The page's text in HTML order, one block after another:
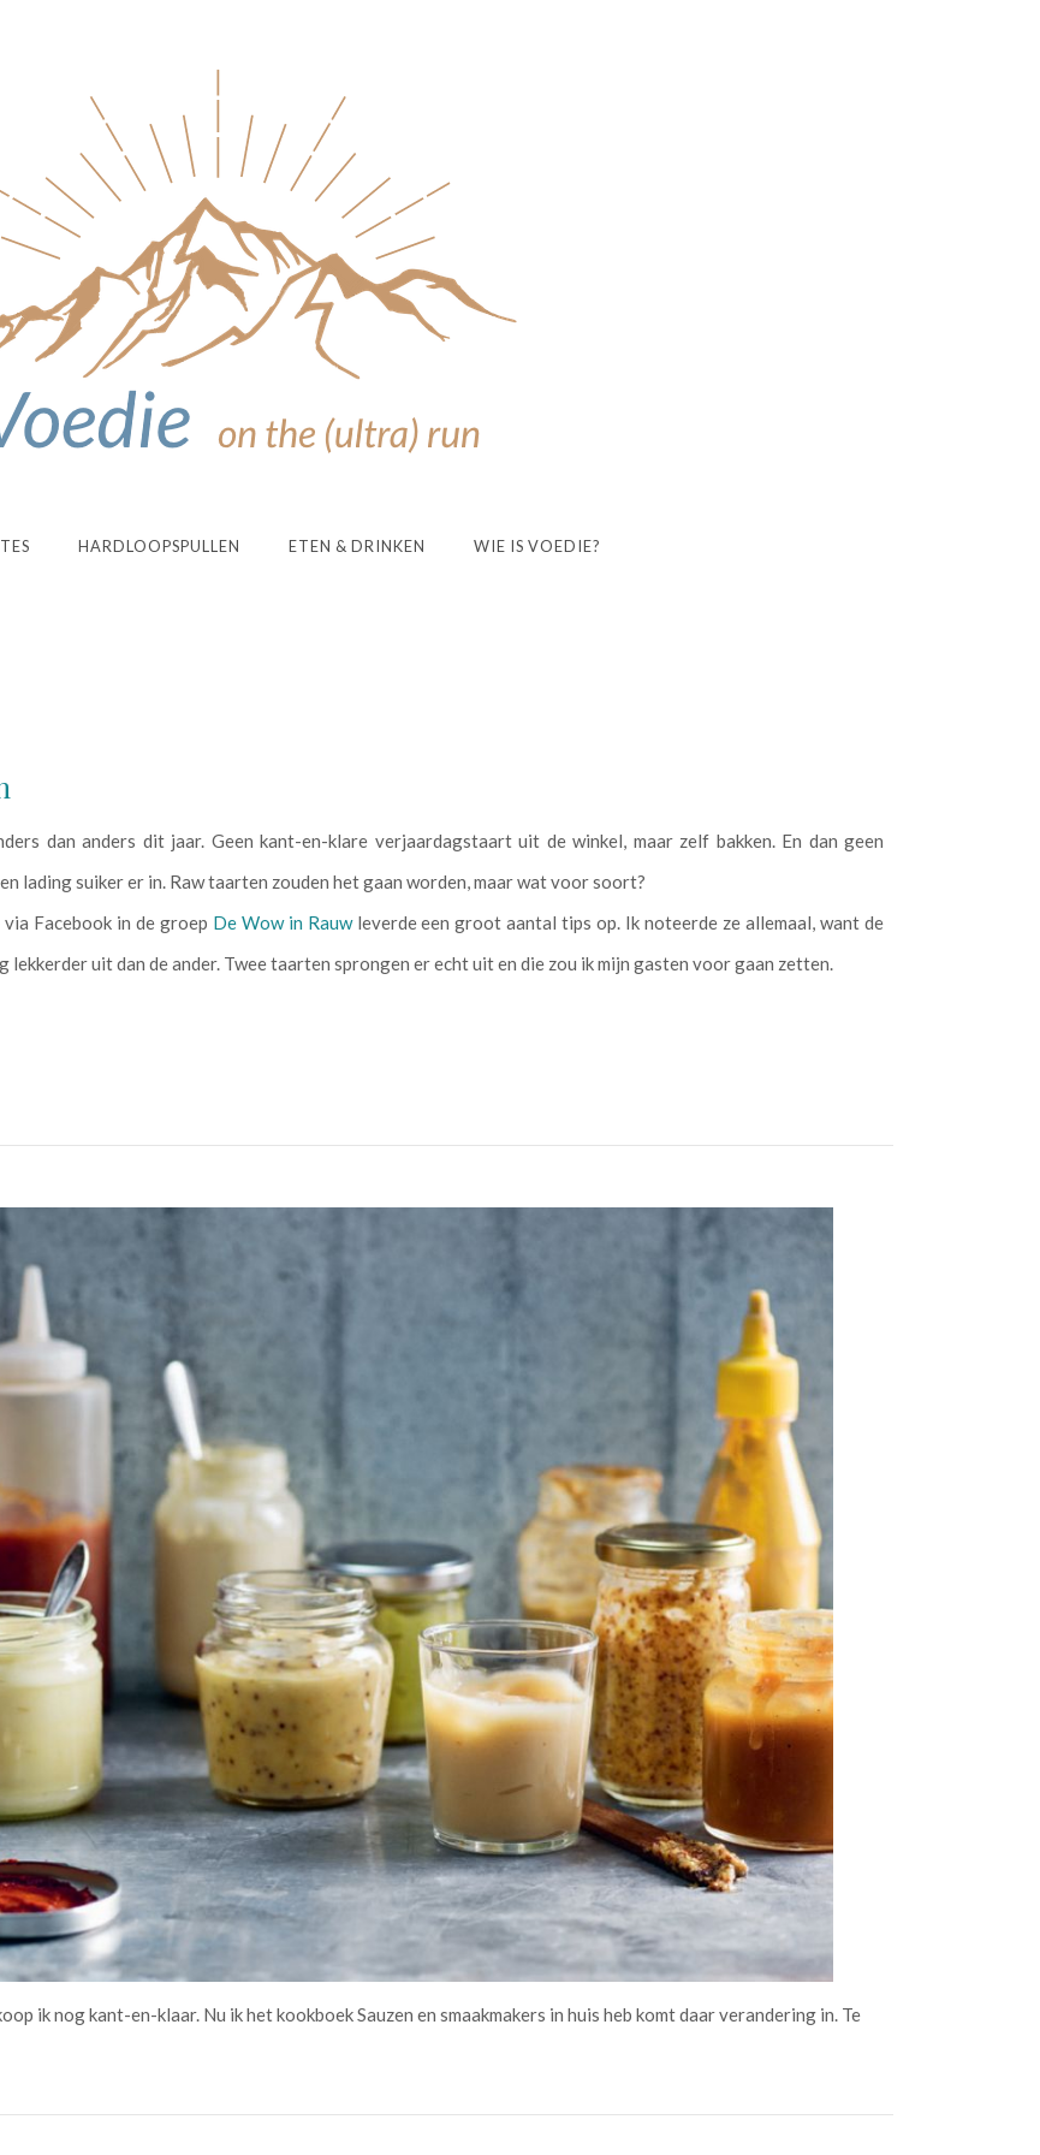
HARDLOOPSPULLEN ETEN & DRINKEN WIE IS VOEDIE?
dan anders dit jaar. Geen kant-en-klare verjaardagstaart uit de winkel, maar zelf bakken. En dan geen
lading suiker er in. Raw taarten zouden het gaan worden, maar wat voor soort?
Facebook in de groep De Wow in Rauwleverde een groot aantal tips op. Ik noteerde ze allemaal, want de
lekkerder uit dan de ander. Twee taarten sprongen er echt uit en die zou ik mijn gasten voor gaan zetten.
ik nog kant-en-klaar. Nu ik het kookboek Sauzen en smaakmakers in huis heb komt daar verandering in. Te